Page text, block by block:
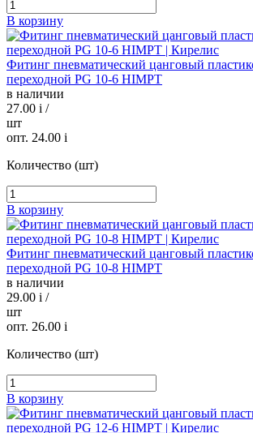
В корзину
Фитинг пневматический цанговый
переходной PG 10-6 HIMPT
в наличии
27.00 i /
шт
опт. 24.00 i
Количество (шт)
В корзину
Фитинг пневматический цанговый
переходной PG 10-8 HIMPT
в наличии
29.00 i /
шт
опт. 26.00 i
Количество (шт)
В корзину